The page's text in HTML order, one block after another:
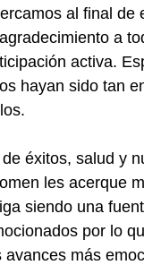
al final
a
activa.
hayan sido tan
éxitos, salud y
les acerque
siendo una
por lo
más